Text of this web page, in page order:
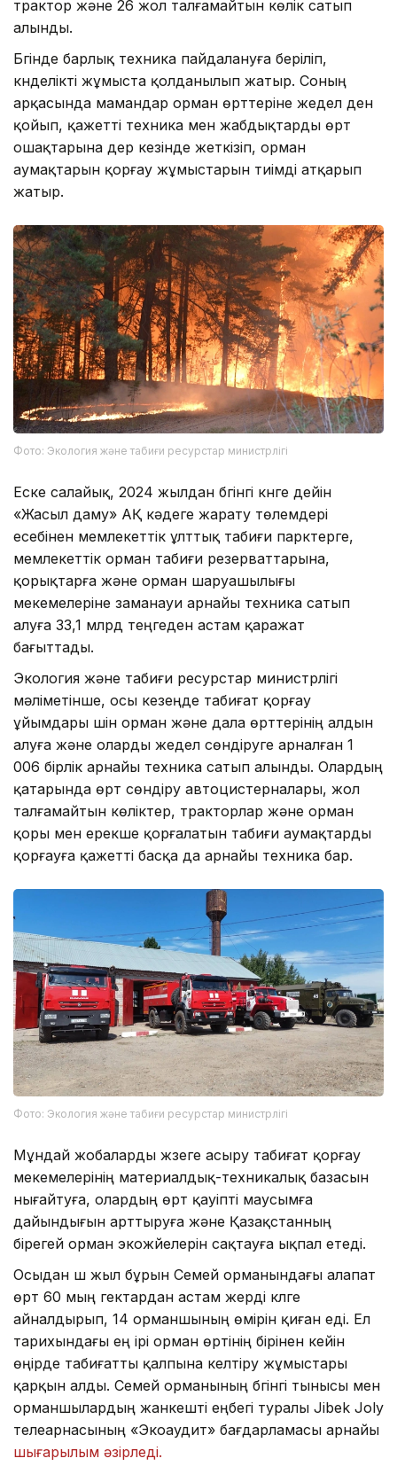
трактор және 26 жол талғамайтын көлік сатып
алынды.
Бүгінде барлық техника пайдалануға беріліп,
күнделікті жұмыста қолданылып жатыр. Соның
арқасында мамандар орман өрттеріне жедел ден
қойып, қажетті техника мен жабдықтарды өрт
ошақтарына дер кезінде жеткізіп, орман
аумақтарын қорғау жұмыстарын тиімді атқарып
жатыр.
Фото: Экология және табиғи ресурстар министрлігі
Еске салайық, 2024 жылдан бүгінгі күнге дейін
«Жасыл даму» АҚ кәдеге жарату төлемдері
есебінен мемлекеттік ұлттық табиғи парктерге,
мемлекеттік орман табиғи резерваттарына,
қорықтарға және орман шаруашылығы
мекемелеріне заманауи арнайы техника сатып
алуға 33,1 млрд теңгеден астам қаражат
бағыттады.
Экология және табиғи ресурстар министрлігі
мәліметінше, осы кезеңде табиғат қорғау
ұйымдары үшін орман және дала өрттерінің алдын
алуға және оларды жедел сөндіруге арналған 1
006 бірлік арнайы техника сатып алынды. Олардың
қатарында өрт сөндіру автоцистерналары, жол
талғамайтын көліктер, тракторлар және орман
қоры мен ерекше қорғалатын табиғи аумақтарды
қорғауға қажетті басқа да арнайы техника бар.
Фото: Экология және табиғи ресурстар министрлігі
Мұндай жобаларды жүзеге асыру табиғат қорғау
мекемелерінің материалдық-техникалық базасын
нығайтуға, олардың өрт қауіпті маусымға
дайындығын арттыруға және Қазақстанның
бірегей орман экожүйелерін сақтауға ықпал етеді.
Осыдан үш жыл бұрын Семей орманындағы алапат
өрт 60 мың гектардан астам жерді күлге
айналдырып, 14 орманшының өмірін қиған еді. Ел
тарихындағы ең ірі орман өртінің бірінен кейін
өңірде табиғатты қалпына келтіру жұмыстары
қарқын алды. Семей орманының бүгінгі тынысы мен
орманшылардың жанкешті еңбегі туралы Jibek Joly
телеарнасының «Экоаудит» бағдарламасы арнайы
шығарылым әзірледі.